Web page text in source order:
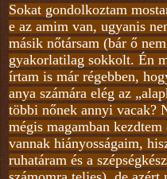
Sokat gondolkoztam
e az amim van, ugyanis
másik nőtársam (bár ő
gyakorlatilag sokkolt. Én
írtam is már régebben,
anya számára elég az
többi nőnek annyi vacak?
mégis magamban
vannak hiányosságaim,
ruhatáram és a